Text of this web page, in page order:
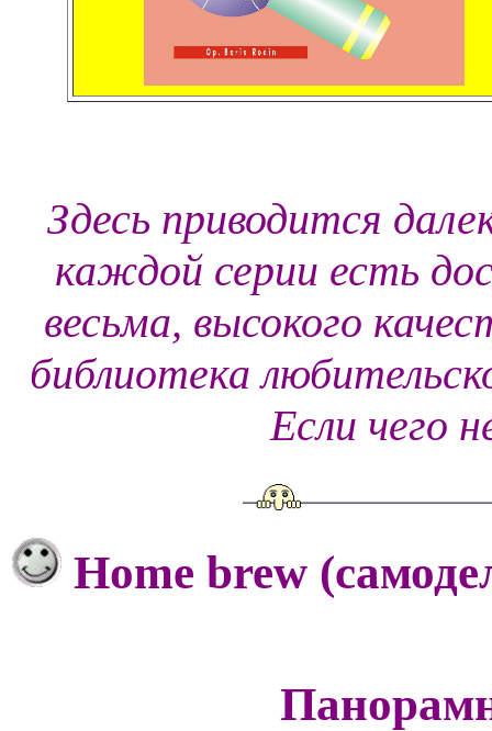
Здесь приводится
каждой серии есть
весьма, высокого
библиотека
Если чего
Home brew